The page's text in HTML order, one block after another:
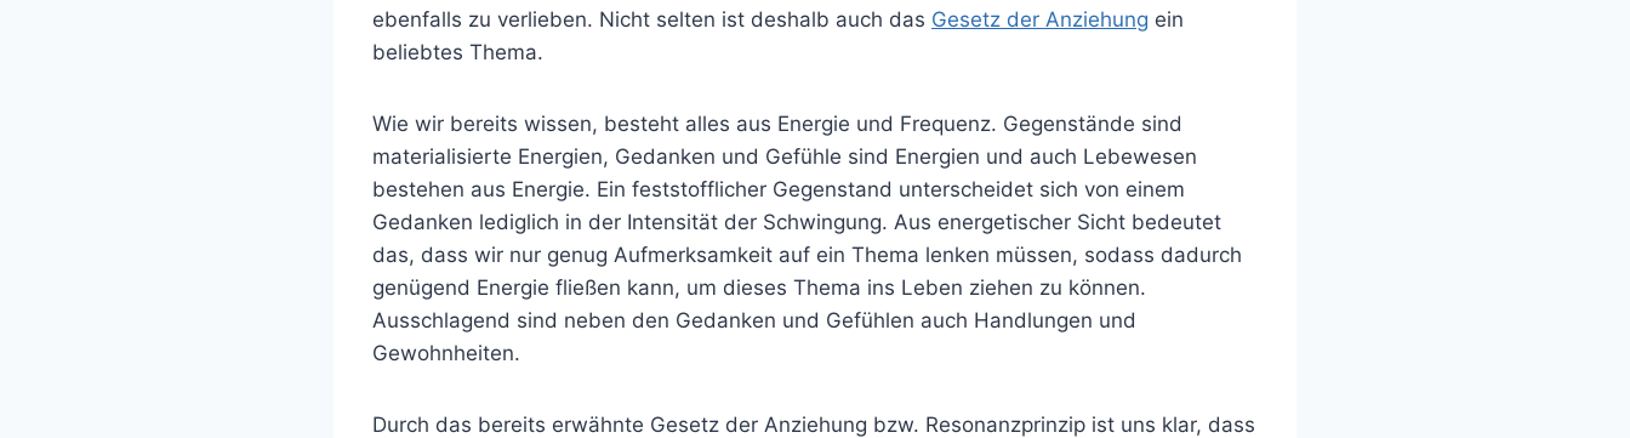
ebenfalls zu verlieben. Nicht selten ist deshalb auch das Gesetz der Anziehung ein
beliebtes Thema.
Wie wir bereits wissen, besteht alles aus Energie und Frequenz. Gegenstände sind
materialisierte Energien, Gedanken und Gefühle sind Energien und auch Lebewesen
bestehen aus Energie. Ein feststofflicher Gegenstand unterscheidet sich von einem
Gedanken lediglich in der Intensität der Schwingung. Aus energetischer Sicht bedeutet
das, dass wir nur genug Aufmerksamkeit auf ein Thema lenken müssen, sodass dadurch
genügend Energie fließen kann, um dieses Thema ins Leben ziehen zu können.
Ausschlagend sind neben den Gedanken und Gefühlen auch Handlungen und
Gewohnheiten.
Durch das bereits erwähnte Gesetz der Anziehung bzw. Resonanzprinzip ist uns klar, dass